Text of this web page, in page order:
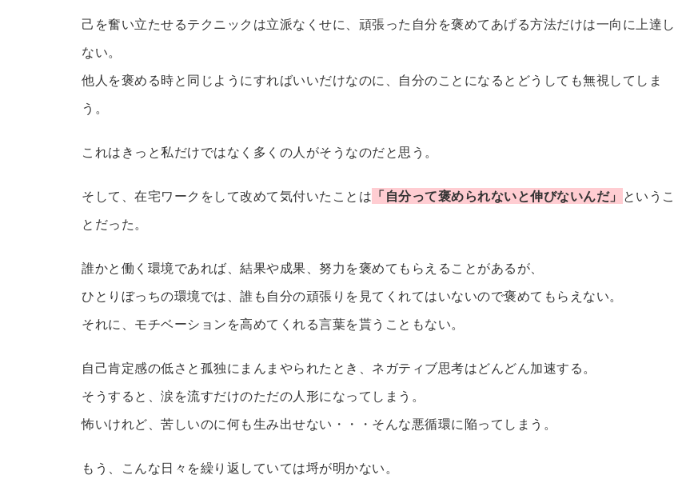
己を奮い立たせるテクニックは立派なくせに、頑張った自分を褒めてあげる方法だけは一向に上達し
ない。
他人を褒める時と同じようにすればいいだけなのに、自分のことになるとどうしても無視してしま
う。
これはきっと私だけではなく多くの人がそうなのだと思う。
そして、在宅ワークをして改めて気付いたことは 「自分って褒められないと伸びないんだ」 というこ
とだった。
誰かと働く環境であれば、結果や成果、努力を褒めてもらえることがあるが、
ひとりぼっちの環境では、誰も自分の頑張りを見てくれてはいないので褒めてもらえない。
それに、モチベーションを高めてくれる言葉を貰うこともない。
自己肯定感の低さと孤独にまんまやられたとき、ネガティブ思考はどんどん加速する。
そうすると、涙を流すだけのただの人形になってしまう。
怖いけれど、苦しいのに何も生み出せない・・・そんな悪循環に陥ってしまう。
もう、こんな日々を繰り返していては埒が明かない。